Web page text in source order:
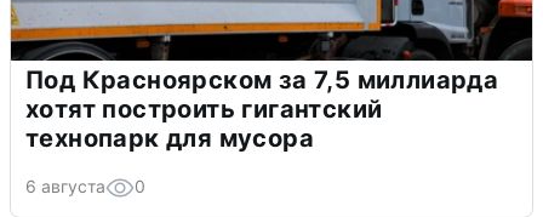
Под Красноярском за 7,5 миллиарда
хотят построить гигантский
технопарк для мусора
6 августа 0